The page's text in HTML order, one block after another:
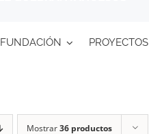
FUNDACIÓN PROYECTOS
Mostrar36 productos